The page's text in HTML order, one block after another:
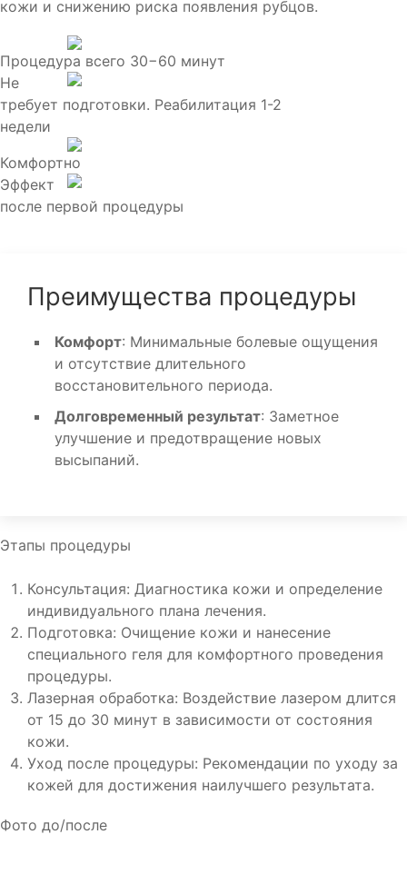
кожи и снижению риска появления рубцов.
Процедура всего 30−60 минут
Не
требует подготовки. Реабилитация 1-2
недели
Комфортно
Эффект
после первой процедуры
Преимущества процедуры
Комфорт: Минимальные болевые ощущения
и отсутствие длительного
восстановительного периода.
Долговременный результат: Заметное
улучшение и предотвращение новых
высыпаний.
Этапы процедуры
Консультация: Диагностика кожи и определение
индивидуального плана лечения.
Подготовка: Очищение кожи и нанесение
специального геля для комфортного проведения
процедуры.
Лазерная обработка: Воздействие лазером длится
от 15 до 30 минут в зависимости от состояния
кожи.
Уход после процедуры: Рекомендации по уходу за
кожей для достижения наилучшего результата.
Фото до/после